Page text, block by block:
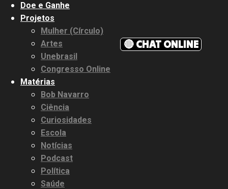
🔴 CHAT ONLINE
Doe e Ganhe
Projetos
Mulher (Círculo)
Artes
Unebrasil
Congresso Online
Matérias
Bob Navarro
Ciência
Curiosidades
Escola
Notícias
Podcast
Política
Saúde